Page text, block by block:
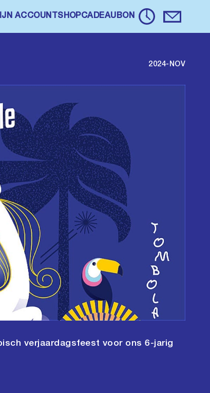
ACCOUNT SHOPCADEAUBON
2024-NOV
verjaardagsfeest voor ons 6-jarig